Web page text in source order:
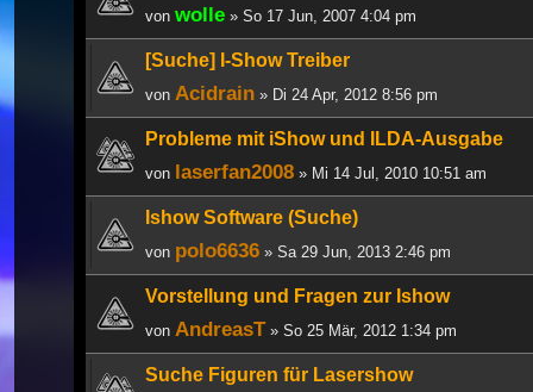
von wolle » So 17 Jun, 2007 4:04 pm
[Suche] I-Show Treiber
von Acidrain » Di 24 Apr, 2012 8:56 pm
Probleme mit iShow und ILDA-Ausgabe
von laserfan2008 » Mi 14 Jul, 2010 10:51 am
Ishow Software (Suche)
von polo6636 » Sa 29 Jun, 2013 2:46 pm
Vorstellung und Fragen zur Ishow
von AndreasT» So 25 Mär, 2012 1:34 pm
Suche Figuren für Lasershow